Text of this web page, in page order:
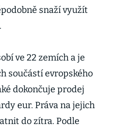
snaží využít
ve 22 zemích a je
součástí evropského
dokončuje prodej
eur. Práva na jejich
do zítra. Podle